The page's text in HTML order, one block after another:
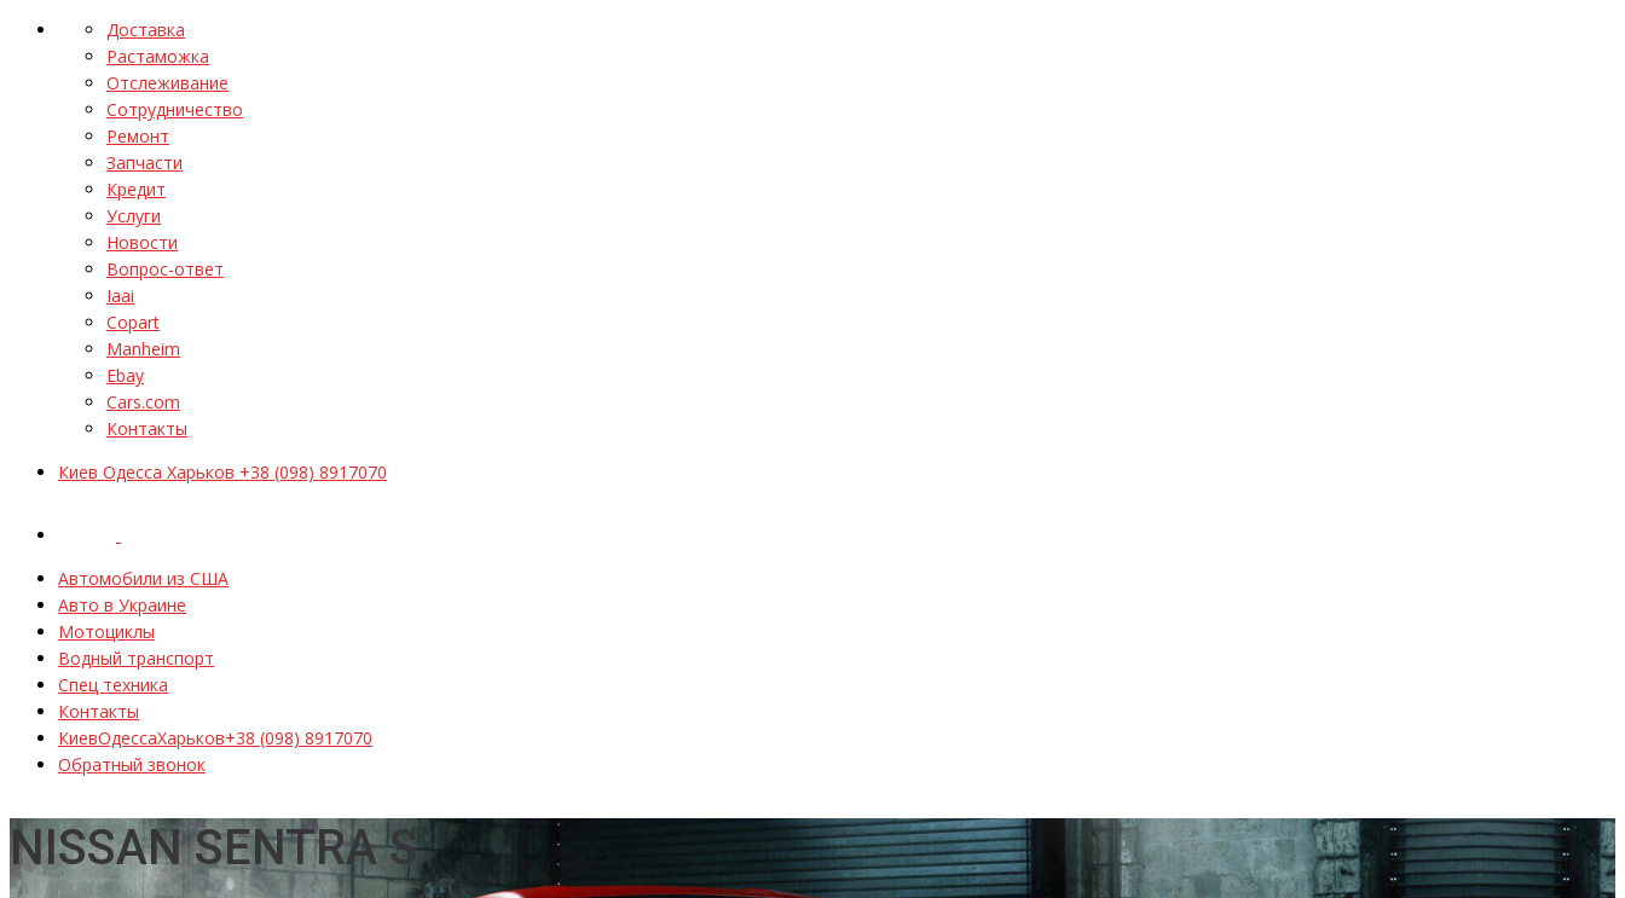
Доставка
Растаможка
Отслеживание
Сотрудничество
Ремонт
Запчасти
Кредит
Услуги
Новости
Вопрос-ответ
Iaai
Copart
Manheim
Ebay
Cars.com
Контакты
Киев Одесса Харьков +38 (098) 8917070
Автомобили из США
Авто в Украине
Мотоциклы
Водный транспорт
Спец техника
Контакты
КиевОдессаХарьков+38 (098) 8917070
Обратный звонок
NISSAN SENTRA S